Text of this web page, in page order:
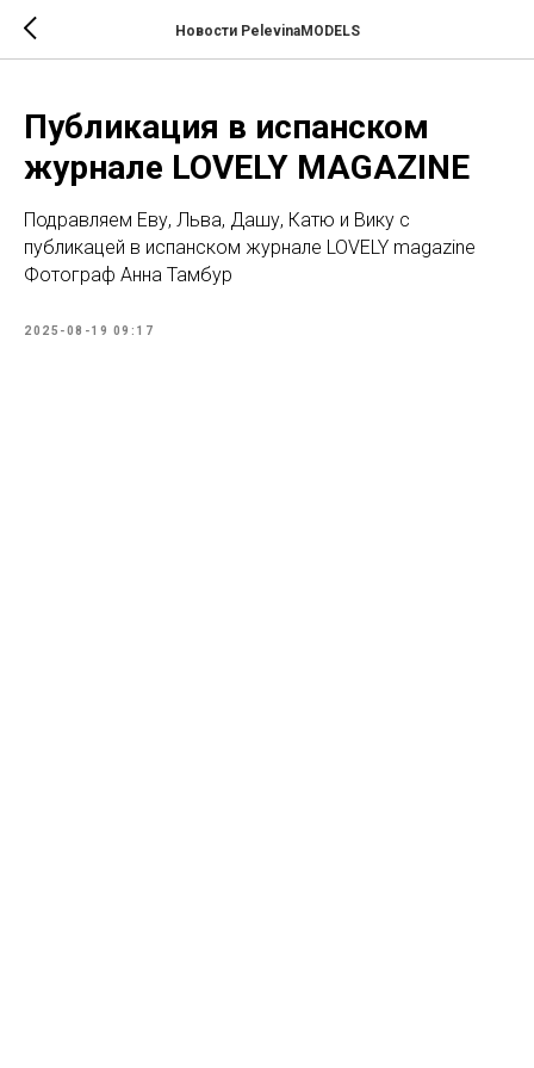
Новости PelevinaMODELS
Публикация в испанском
журнале LOVELY MAGAZINE
Подравляем Еву, Льва, Дашу, Катю и Вику с
публикацей в испанском журнале LOVELY magazine
Фотограф Анна Тамбур
2025-08-19 09:17